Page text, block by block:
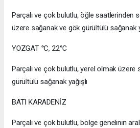
Parçalı ve çok bulutlu, öğle saatlerinden
üzere sağanak ve gök gürültülü sağanak
YOZGAT °C, 22°C
Parçalı ve çok bulutlu, yerel olmak üzere
gürültülü sağanak yağışlı
BATI KARADENİZ
Parçalı ve çok bulutlu, bölge genelinin